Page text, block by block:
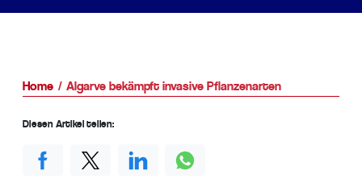
Home Algarve bekämpft invasive Pflanzenarten
Diesen Artikel teilen: